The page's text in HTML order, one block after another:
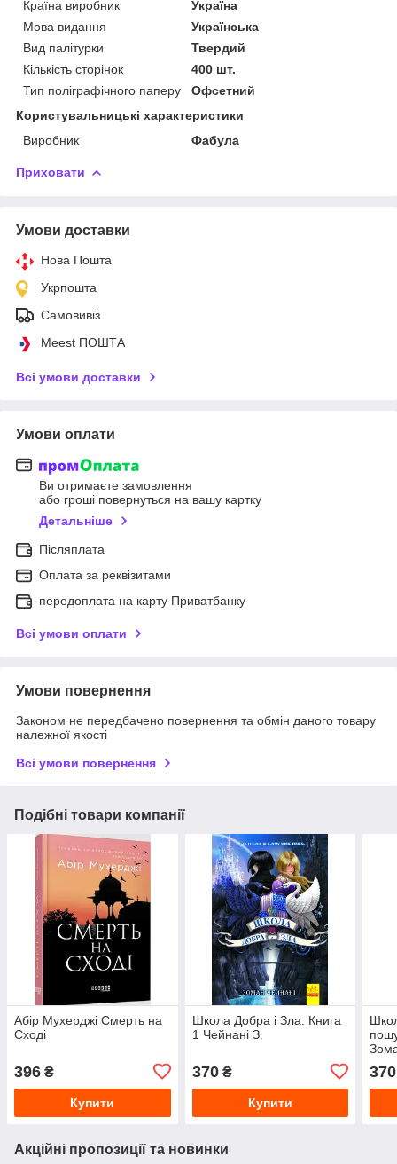
Країна виробник
Україна
Мова видання
Українська
Вид палітурки
Твердий
Кількість сторінок
400 шт.
Тип поліграфічного паперу
Офсетний
Користувальницькі характеристики
Виробник
Фабула
Приховати
Умови доставки
Нова Пошта
Укрпошта
Самовивіз
Meest ПОШТА
Всі умови доставки
Умови оплати
Ви отримаєте замовлення
або гроші повернуться на вашу картку
Детальніше
Післяплата
Оплата за реквізитами
передоплата на карту Приватбанку
Всі умови оплати
Умови повернення
Законом не передбачено повернення та обмін даного товару
належної якості
Всі умови повернення
Подібні товари компанії
Абір Мухерджі Смерть на
Сході
396 ₴
Купити
Школа Добра і Зла. Книга
1 Чейнані З.
370₴
Купити
370
Акційні пропозиції та новинки